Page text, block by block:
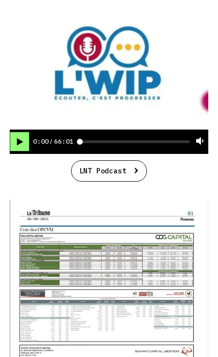
0:00 / 66:01
LNT Podcast